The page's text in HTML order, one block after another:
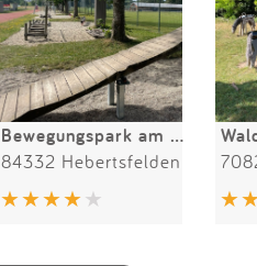
Bewegungspark am Sportplatz
84332 Hebertsfelden